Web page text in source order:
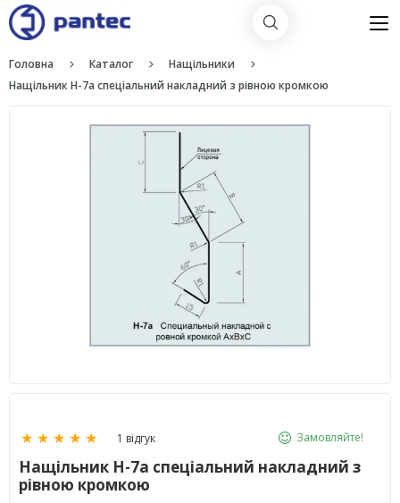
Головна Каталог
Нащільники
Нащільник H-7a спеціальний накладний з рівною кромкою
★ ★ ★ ★ ★ 1 відгук Замовляйте!
Нащільник H-7a спеціальний накладний з
рівною кромкою